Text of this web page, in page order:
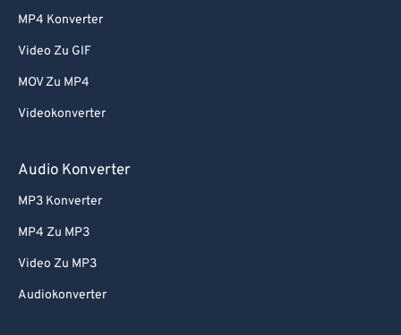
MP4 Konverter
Video Zu GIF
MOV Zu MP4
Videokonverter
Audio Konverter
MP3 Konverter
MP4 Zu MP3
Video Zu MP3
Audiokonverter